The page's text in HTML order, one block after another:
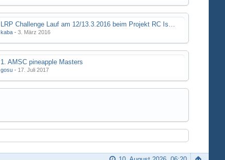
LRP Challenge Lauf am 12/13.3.2016 beim Projekt RC Iserlohn
kaba- 3. März 2016
1. AMSC pineapple Masters
gosu- 17. Juli 2017